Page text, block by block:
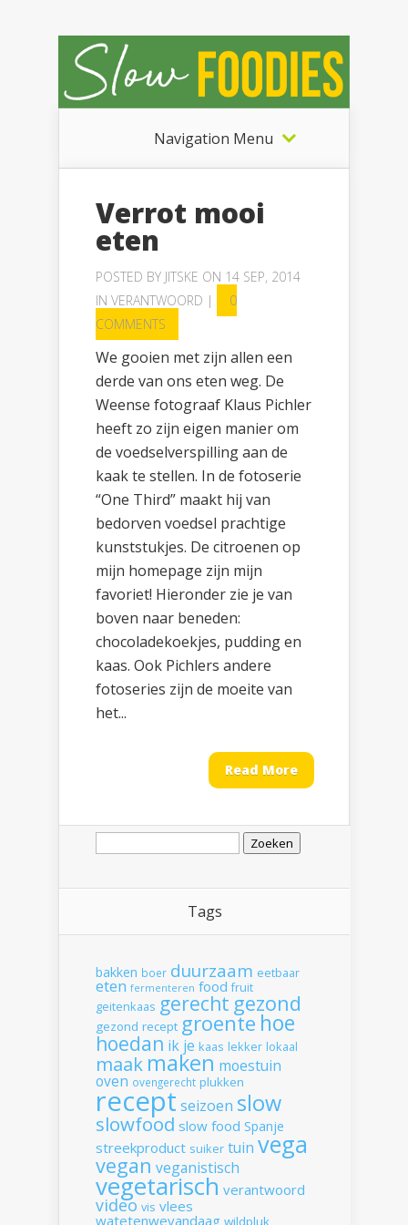
Navigation Menu
Verrot mooi
eten
POSTED BY JITSKE ON 14 SEP, 2014
IN VERANTWOORD |
0
COMMENTS
We gooien met zijn allen een
derde van ons eten weg. De
Weense fotograaf Klaus Pichler
heeft zo zijn eigen manier om
de voedselverspilling aan de
kaak te stellen. In de fotoserie
“One Third” maakt hij van
bedorven voedsel prachtige
kunststukjes. De citroenen op
mijn homepage zijn mijn
favoriet! Hieronder zie je van
boven naar beneden:
chocoladekoekjes, pudding en
kaas. Ook Pichlers andere
fotoseries zijn de moeite van
het...
Read More
Zoeken
Tags
bakken boer duurzaam eetbaar
eten fermenteren food fruit
geitenkaas gerecht gezond
gezond recept groente hoe
hoedan ik je kaas lekker lokaal
maak maken moestuin
oven ovengerecht plukken
recept seizoen slow
slowfood slow food Spanje
streekproduct suiker tuin vega
vegan veganistisch
vegetarisch verantwoord
video vis vlees
watetenwevandaag wildpluk